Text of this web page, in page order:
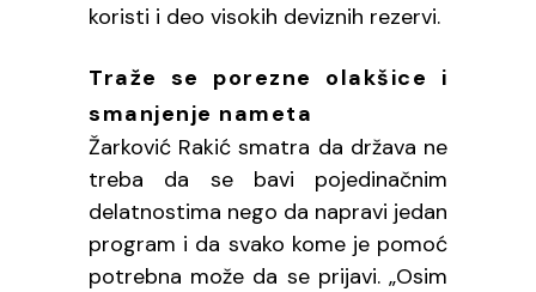
koristi i deo visokih deviznih rezervi.
Traže se porezne olakšice i
smanjenje nameta
Žarković Rakić smatra da država ne
treba da se bavi pojedinačnim
delatnostima nego da napravi jedan
program i da svako kome je pomoć
potrebna može da se prijavi. „Osim